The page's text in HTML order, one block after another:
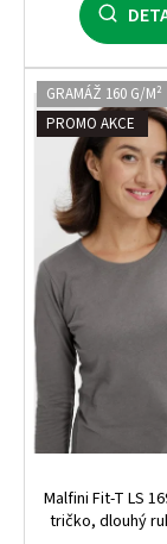
GRAMÁŽ 160 G/M²
PROMO AKCE
Malfini Fit‑T LS
tričko, dlouhý